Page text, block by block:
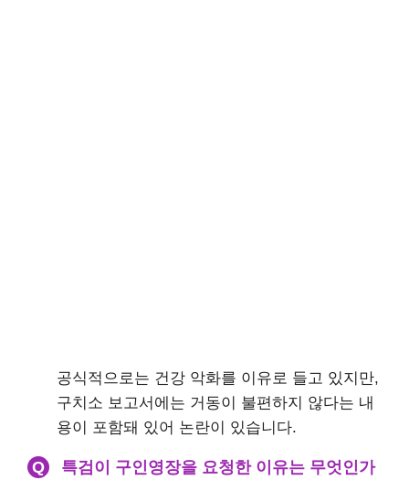
공식적으로는 건강 악화를 이유로 들고 있지만,
구치소 보고서에는 거동이 불편하지 않다는 내
용이 포함돼 있어 논란이 있습니다.
Q
특검이 구인영장을 요청한 이유는 무엇인가